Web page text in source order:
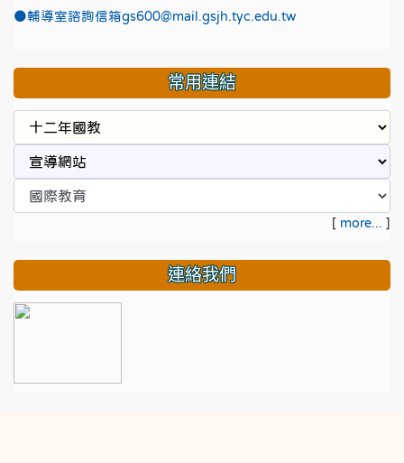
●輔導室諮詢信箱gs600@mail.gsjh.tyc.edu.tw
常用連結
[ more... ]
連絡我們